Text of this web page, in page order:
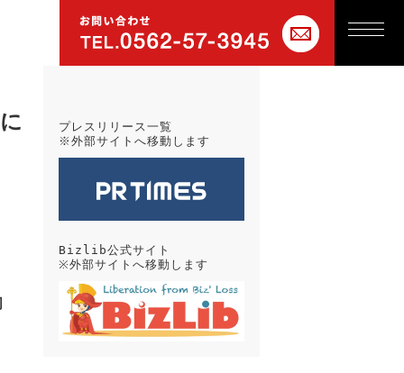
プレスリリース一覧
※外部サイトへ移動します
Bizlib公式サイト
※外部サイトへ移動します